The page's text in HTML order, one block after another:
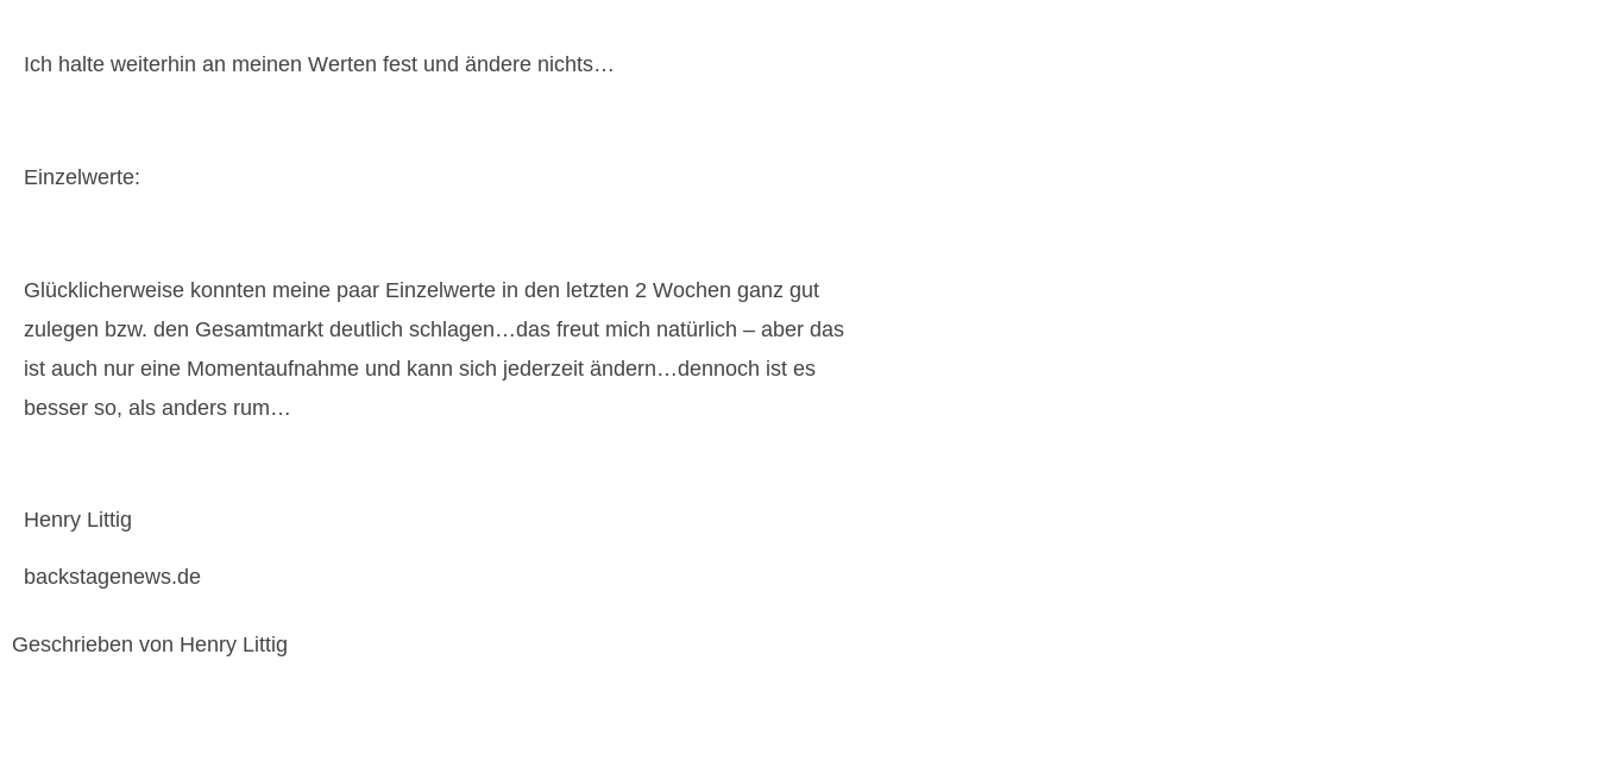
Ich halte weiterhin an meinen Werten fest und ändere nichts…
Einzelwerte:
Glücklicherweise konnten meine paar Einzelwerte in den letzten 2 Wochen ganz gut
zulegen bzw. den Gesamtmarkt deutlich schlagen…das freut mich natürlich – aber das
ist auch nur eine Momentaufnahme und kann sich jederzeit ändern…dennoch ist es
besser so, als anders rum…
Henry Littig
backstagenews.de
Geschrieben von Henry Littig